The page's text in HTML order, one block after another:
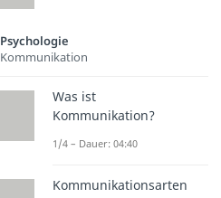
Psychologie
Kommunikation
Was ist
Kommunikation?
1/4 – Dauer: 04:40
Kommunikationsarten